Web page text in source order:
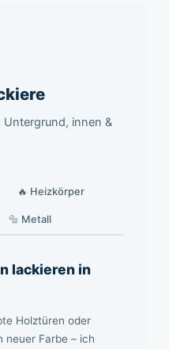
Untergrund, innen &
🔥 Heizkörper
🔩 Metall
lackieren in
Holztüren oder
neuer Farbe – ich